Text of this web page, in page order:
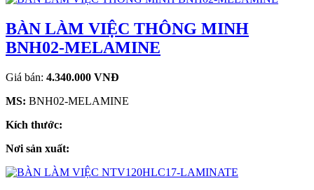
BÀN LÀM VIỆC THÔNG MINH
BNH02-MELAMINE
Giá bán: 4.340.000 VNĐ
MS: BNH02-MELAMINE
Kích thước:
Nơi sản xuất: